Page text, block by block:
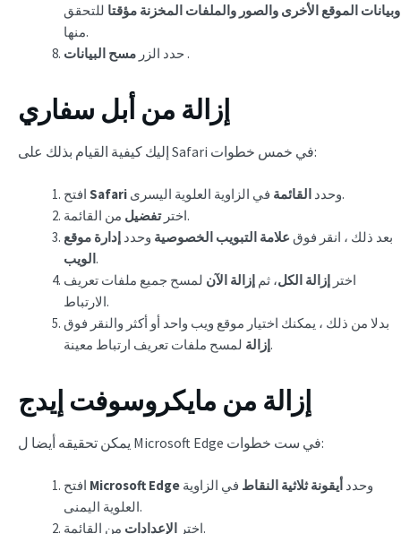
وبيانات الموقع الأخرى والصور والملفات المخزنة مؤقتا للتحقق
منها.
حدد الزر مسح البيانات .
إزالة من أبل سفاري
إليك كيفية القيام بذلك على Safari في خمس خطوات:
Safari وحدد القائمة
في الزاوية العلوية اليسرى.
اخترتفضيل
من القائمة.
بعد ذلك ، انقر فوق علامة التبويب الخصوصية وحدد إدارة موقع
الويب.
اختر إزالة الكل، ثم إزالة الآن لمسح جميع ملفات تعريف
الارتباط.
بدلا من ذلك ، يمكنك اختيار موقع ويب واحد أو أكثر والنقر فوق
إزالةلمسح ملفات تعريف ارتباط معينة.
إزالة من مايكروسوفت إيدج
يمكن تحقيقه أيضا ل Microsoft Edge في ست خطوات:
Microsoft Edge وحدد أيقونة ثلاثية النقاط في الزاوية
العلوية اليمنى.
اختر الإعدادات من القائمة.